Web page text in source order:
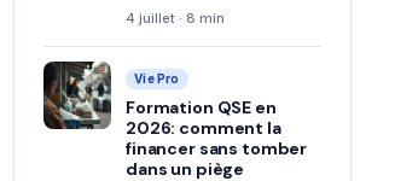
4 juillet · 8 min
Vie Pro
Formation QSE en
2026: comment la
financer sans tomber
dans un piège